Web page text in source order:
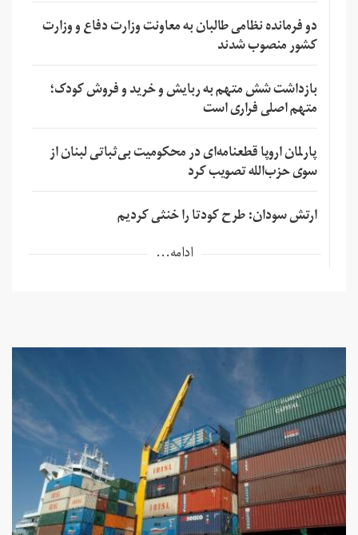
دو فرمانده نظامی طالبان به معاونت وزارت دفاع و وزارت
کشور منصوب شدند
بازداشت شش متهم به ربایش و خرید و فروش کودک؛
متهم اصلی فراری است
پارلمان اروپا قطعنامه‌ای در محکومیت بی‌ثباتی لبنان از
سوی حزب‌الله تصویب کرد
ارتش سودان: طرح کودتا را خنثی کردیم
ادامه...